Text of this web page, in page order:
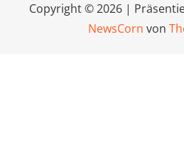
Copyright © 2026 |
NewsCorn von